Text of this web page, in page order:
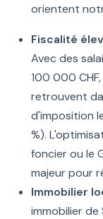
orientent
Fiscalité
Avec des
100 000
retrouvent
d'imposition
%).
foncier ou le
majeur pour
Immobilier
immobilier de